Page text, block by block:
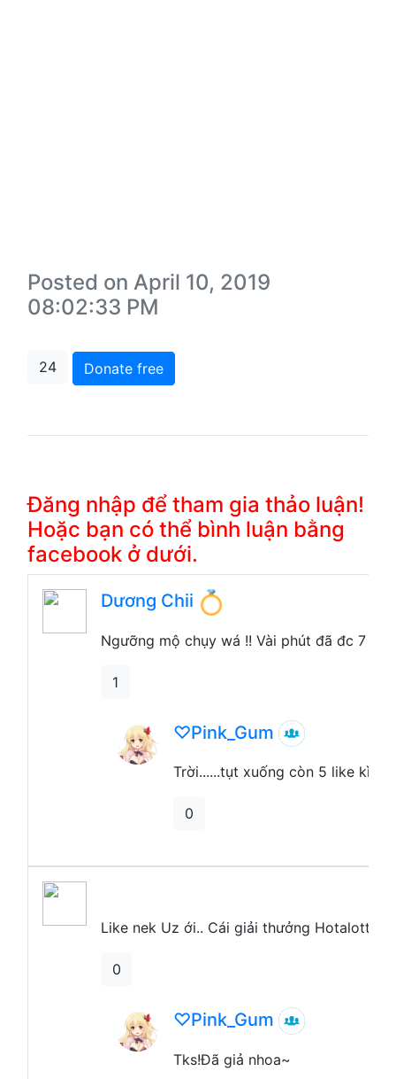
Posted on April 10, 2019
08:02:33 PM
24 Donate free
Đăng nhập để tham gia thảo luận!
Hoặc bạn có thể bình luận bằng
facebook ở dưới.
Dương Chii
Ngưỡng mộ chụy wá !! Vài phút đã đc 7
1
♡Pink_Gum
Trời......tụt xuống còn 5 like kìa
0
Like nek Uz ới.. Cái giải thưởng Hotalott í
0
♡Pink_Gum
Tks!Đã giả nhoa~